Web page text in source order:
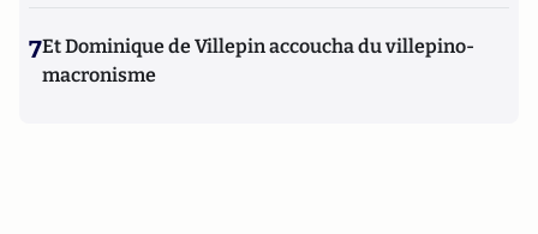
7Et Dominique de Villepin accoucha du villepino-
macronisme